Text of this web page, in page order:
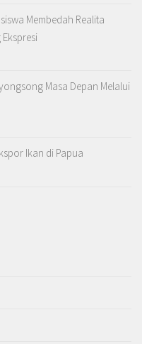
Membedah Realita
Masa Depan Melalui
Ikan di Papua